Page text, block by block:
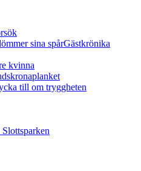
sina spårGästkrönika
kvinna
planket
till om tryggheten